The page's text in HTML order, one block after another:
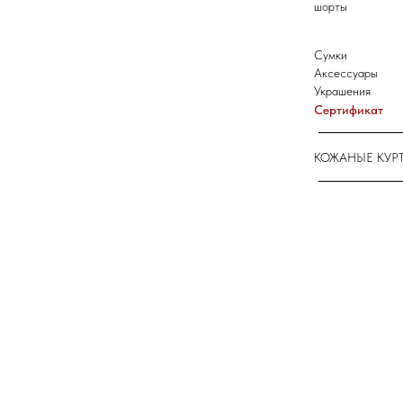
Сумки
Аксессуары
Сертификат
Украшения
шорты
КОЖАНЫЕ